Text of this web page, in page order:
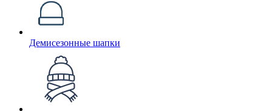
Демисезонные шапки